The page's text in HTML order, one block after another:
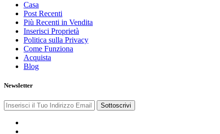
Casa
Post Recenti
Più Recenti in Vendita
Inserisci Proprietà
Politica sulla Privacy
Come Funziona
Acquista
Blog
Newsletter
Sottoscrivi